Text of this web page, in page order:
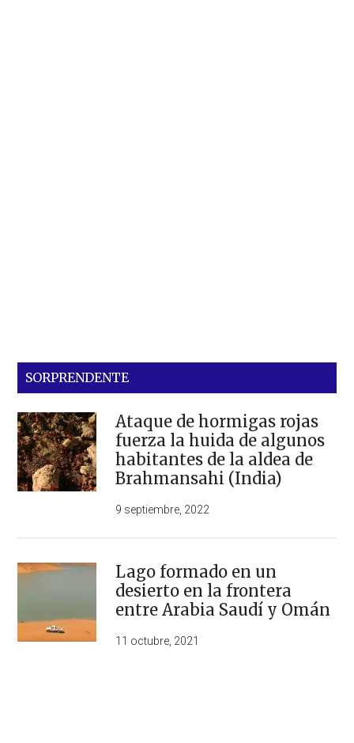
SORPRENDENTE
Ataque de hormigas rojas
fuerza la huida de algunos
habitantes de la aldea de
Brahmansahi (India)
9 septiembre, 2022
Lago formado en un
desierto en la frontera
entre Arabia Saudí y Omán
11 octubre, 2021